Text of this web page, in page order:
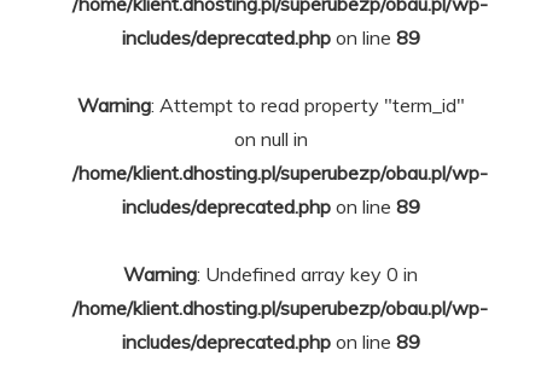
includes/deprecated.phpon line 89
Warning: Attempt to read property "term_id"
on null in
/home/klient.dhosting.pl/superubezp/obau.pl/wp-
includes/deprecated.phpon line 89
Warning: Undefined array key 0 in
/home/klient.dhosting.pl/superubezp/obau.pl/wp-
includes/deprecated.phpon line 89